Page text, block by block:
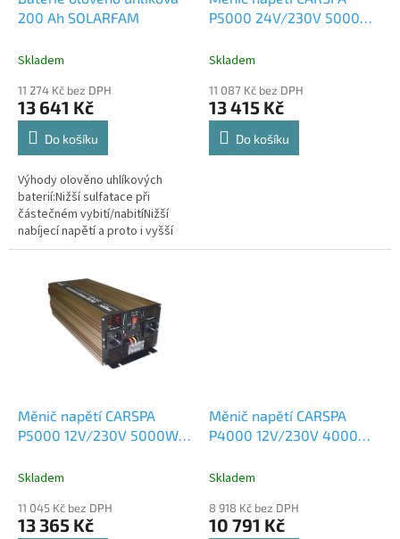
200 Ah SOLARFAM
Skladem
11 274 Kč bez DPH
13 641 Kč
Do košíku
Výhody olověno uhlíkových
baterií:Nižší sulfatace při
částečném vybití/nabitíNižší
nabíjecí napětí a proto i vyšší
účinnost a menší koroze
P5000 24V/230V 5000W
Skladem
11 087 Kč bez DPH
13 415 Kč
Do košíku
Měnič napětí CARSPA
P5000 12V/230V 5000W
Skladem
11 045 Kč bez DPH
13 365 Kč
Měnič napětí CARSPA
P4000 12V/230V 4000W
Skladem
8 918 Kč bez DPH
10 791 Kč